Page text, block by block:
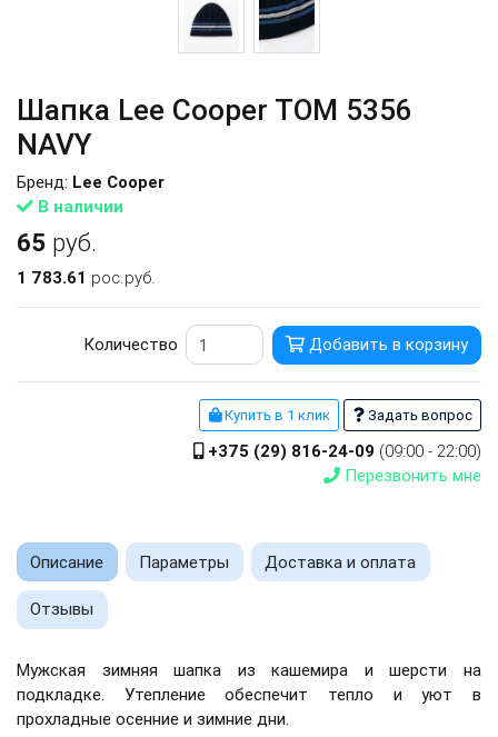
Шапка Lee Cooper TOM 5356
NAVY
В наличии
Бренд: Lee Cooper
65 руб.
1 783.61 рос.руб.
Количество Добавить в корзину
Купить в 1 клик Задать вопрос
+375 (29) 816-24-09 (09:00 - 22:00)
Перезвонить мне
Описание Параметры Доставка и оплата
Отзывы
Мужская зимняя шапка из кашемира и шерсти на
подкладке. Утепление обеспечит тепло и уют в
прохладные осенние и зимние дни.